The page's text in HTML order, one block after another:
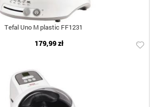
Tefal Uno M plastic FF1231
179,99 zł